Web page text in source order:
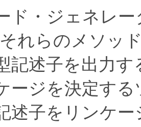
ド・ジェネレ
れらのメソッ
記述子を出力
ージを決定す
述子をリンケ